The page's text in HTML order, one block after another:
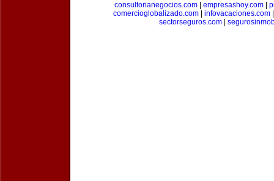
consultorianegocios.com
empresashoy.com
comercioglobalizado.com
infovacaciones.com
sectorseguros.com